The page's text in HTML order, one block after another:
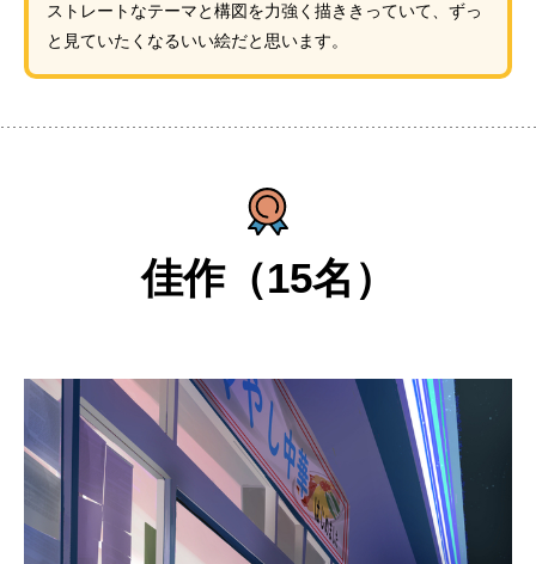
ストレートなテーマと構図を力強く描ききっていて、ずっ
と見ていたくなるいい絵だと思います。
佳作（15名）